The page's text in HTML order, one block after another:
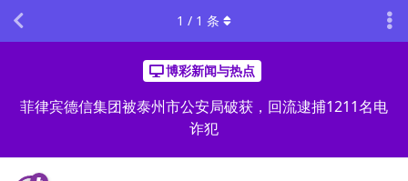
博彩新闻与热点
菲律宾德信集团被泰州市公安局破获，回流逮捕1211名电
诈犯
1 / 1 条